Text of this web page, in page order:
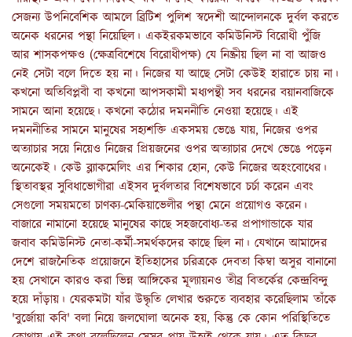
সেজন্য উপনিবেশিক আমলে ব্রিটিশ পুলিশ স্বদেশী আন্দোলনকে দুর্বল করতে
অনেক ধরনের পন্থা নিয়েছিল। একইরকমভাবে কমিউনিস্ট বিরোধী পুঁজি
আর শাসকপক্ষও (ক্ষেত্রবিশেষে বিরোধীপক্ষ) যে নিষ্ক্রীয় ছিল না বা আজও
নেই সেটা বলে দিতে হয় না। নিজের যা আছে সেটা কেউই হারাতে চায় না।
কখনো অতিবিপ্লবী বা কখনো আপসকামী মধ্যপন্থী সব ধরনের বয়ানবাজিকে
সামনে আনা হয়েছে। কখনো কঠোর দমননীতি নেওয়া হয়েছে। এই
দমননীতির সামনে মানুষের সহ্যশক্তি একসময় ভেঙে যায়, নিজের ওপর
অত্যাচার সয়ে নিয়েও নিজের প্রিয়জনের ওপর অত্যাচার দেখে ভেঙে পড়েন
অনেকেই। কেউ ব্ল্যাকমেলিং এর শিকার হোন, কেউ নিজের অহংবোধের।
স্থিতাবস্থর সুবিধাভোগীরা এইসব দুর্বলতার বিশেষভাবে চর্চা করেন এবং
সেগুলো সময়মতো চাণক্য-মেকিয়াভেলীর পন্থা মেনে প্রয়োগও করেন।
বাজারে নামানো হয়েছে মানুষের কাছে সহজবোধ্য-তর প্রপাগান্ডাকে যার
জবাব কমিউনিস্ট নেতা-কর্মী-সমর্থকদের কাছে ছিল না। যেখানে আমাদের
দেশে রাজনৈতিক প্রয়োজনে ইতিহাসের চরিত্রকে দেবতা কিম্বা অসুর বানানো
হয় সেখানে কারও করা ভিন্ন আঙ্গিকের মূল্যায়নও তীব্র বিতর্কের কেন্দ্রবিন্দু
হয়ে দাঁড়ায়। যেরকমটা যাঁর উদ্ধৃতি লেখার শুরুতে ব্যবহার করেছিলাম তাঁকে
'বুর্জোয়া কবি' বলা নিয়ে জলঘোলা অনেক হয়, কিন্তু কে কোন পরিস্থিতিতে